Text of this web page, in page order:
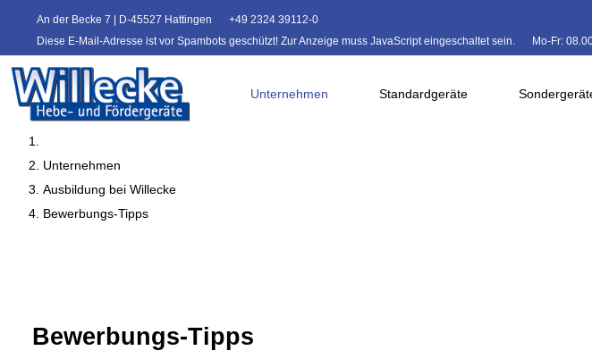
An der Becke 7 | D-45527 Hattingen
+49 2324 39112-0
Diese E-Mail-Adresse ist vor Spambots geschützt! Zur Anzeige muss JavaScript eingeschaltet sein.
Mo-Fr:
Unternehmen Standardgeräte
Unternehmen
Ausbildung bei Willecke
Bewerbungs-Tipps
Bewerbungs-Tipps